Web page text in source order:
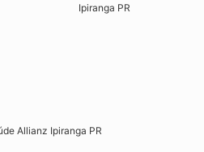
Ipiranga PR​
Allianz Ipiranga PR​